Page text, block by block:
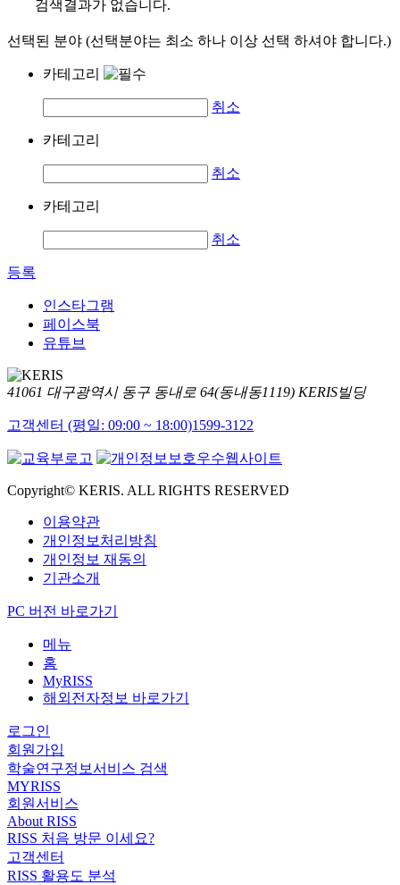
검색결과가 없습니다.
선택된 분야 (선택분야는 최소 하나 이상 선택 하셔야 합니다.)
카테고리
취소
카테고리
취소
카테고리
취소
등록
인스타그램
페이스북
유튜브
41061 대구광역시 동구 동내로 64(동내동1119) KERIS빌딩
고객센터 (평일: 09:00 ~ 18:00)1599-3122
Copyright© KERIS. ALL RIGHTS RESERVED
이용약관
개인정보처리방침
개인정보 재동의
기관소개
PC 버전 바로가기
메뉴
홈
MyRISS
해외전자정보 바로가기
로그인
회원가입
학술연구정보서비스 검색
MYRISS
회원서비스
About RISS
RISS 처음 방문 이세요?
고객센터
RISS 활용도 분석